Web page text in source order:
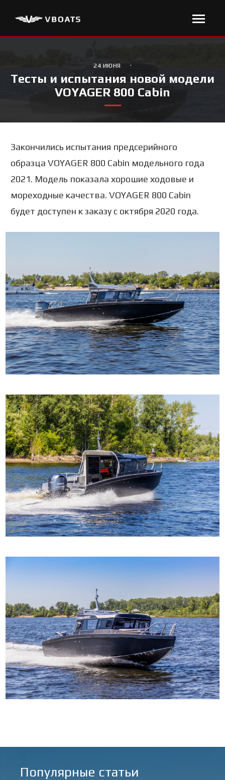
24 ИЮНЯ ·
Тесты и испытания новой модели
VOYAGER 800 Cabin
Закончились испытания предсерийного
образца VOYAGER 800 Cabin модельного года
2021. Модель показала хорошие ходовые и
мореходные качества. VOYAGER 800 Cabin
будет доступен к заказу с октября 2020 года.
Популярные статьи